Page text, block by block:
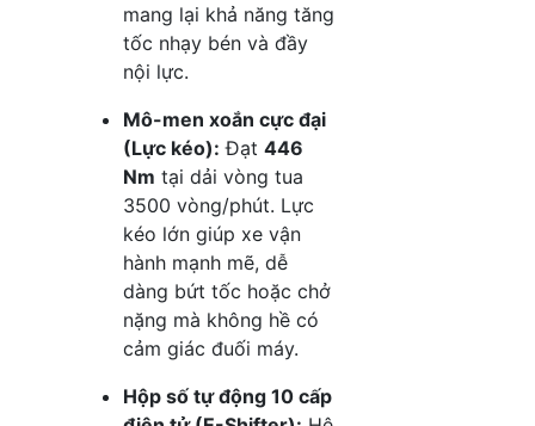
mang lại khả năng tăng
tốc nhạy bén và đầy
nội lực.
Mô-men xoắn cực đại
(Lực kéo): Đạt 446
Nm tại dải vòng tua
3500 vòng/phút. Lực
kéo lớn giúp xe vận
hành mạnh mẽ, dễ
dàng bứt tốc hoặc chở
nặng mà không hề có
cảm giác đuối máy.
Hộp số tự động 10 cấp